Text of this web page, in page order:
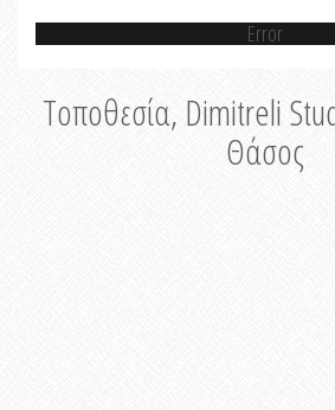
Error
Τοποθεσία, Dimitreli
Θάσος